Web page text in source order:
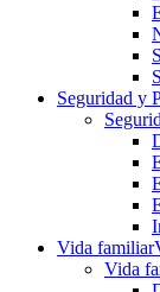
Seguridad y
Vida familiar
Vida